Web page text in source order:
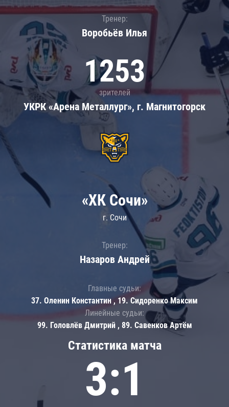
Тренер:
Воробьёв Илья
1253
зрителей
УКРК «Арена Металлург», г. Магнитогорск
Статистика матча
3:1
«ХК Сочи»
г. Сочи
Тренер:
Назаров Андрей
Главные судьи:
37. Оленин Константин , 19. Сидоренко Максим
Линейные судьи:
99. Головлёв Дмитрий , 89. Савенков Артём